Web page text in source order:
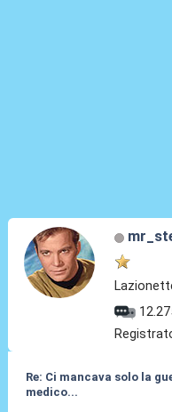
Re: Ci mancava solo la
medico...